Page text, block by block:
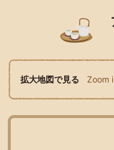
拡大地図で見る Zoom